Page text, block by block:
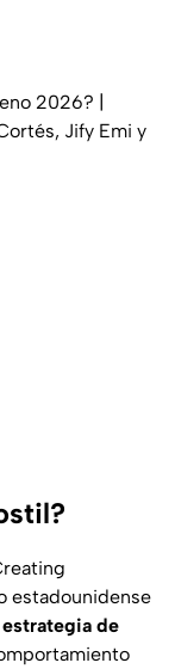
2026? |
Jify Emi y
estadounidense
de